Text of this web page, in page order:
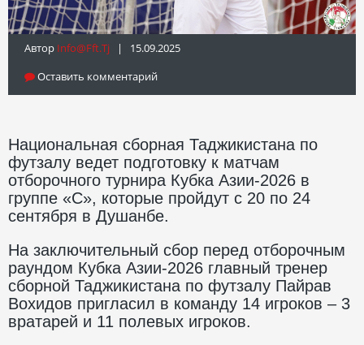
Автор Info@fft.tj | 15.09.2025
Оставить комментарий
Национальная сборная Таджикистана по
футзалу ведет подготовку к матчам
отборочного турнира Кубка Азии-2026 в
группе «С», которые пройдут с 20 по 24
сентября в Душанбе.
На заключительный сбор перед отборочным
раундом Кубка Азии-2026 главный тренер
сборной Таджикистана по футзалу Пайрав
Вохидов пригласил в команду 14 игроков – 3
вратарей и 11 полевых игроков.